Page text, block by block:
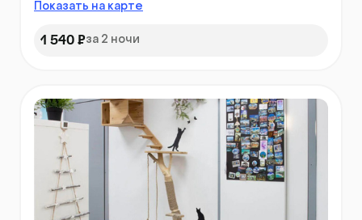
Показать на карте
1 540 ₽за 2 ночи